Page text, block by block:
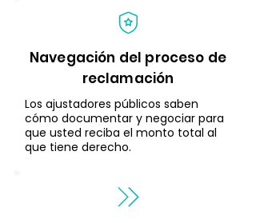
Navegación del proceso de
reclamación
Los ajustadores públicos saben
cómo documentar y negociar para
que usted reciba el monto total al
que tiene derecho.